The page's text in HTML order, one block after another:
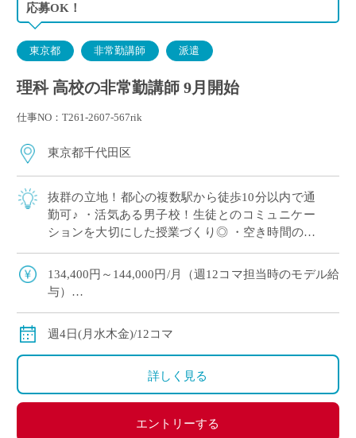
応募OK！
東京都 非常勤講師 派遣
理科 高校の非常勤講師 9月開始
仕事NO：T261-2607-567rik
東京都千代田区
抜群の立地！都心の複数駅から徒歩10分以内で通
勤可♪ ・活気ある男子校！生徒とのコミュニケー
ションを大切にした授業づくり◎ ・空き時間の少
方も歓迎◎
134,400円～144,000円/月（週12コマ担当時のモデル給
与）
◇交通費別途支給
週4日(月水木金)/12コマ
詳しく見る
エントリーする